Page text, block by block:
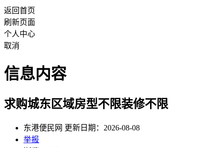
返回首页
刷新页面
个人中心
取消
信息内容
求购城东区域房型不限装修不限
东港便民网 更新日期：2026-08-08
举报